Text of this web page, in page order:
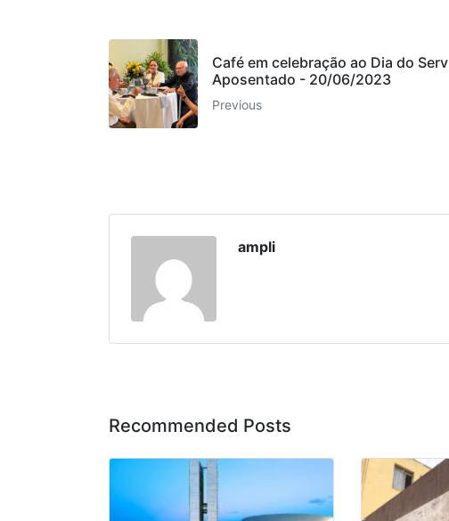
Café em celebração ao Dia do
Aposentado - 20/06/2023
Previous
ampli
Recommended Posts